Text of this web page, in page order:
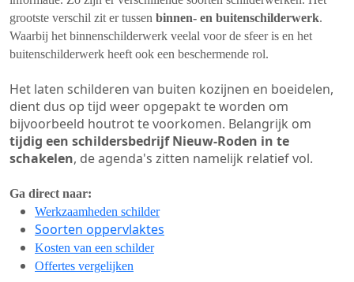
grootste verschil zit er tussen binnen- en buitenschilderwerk.
Waarbij het binnenschilderwerk veelal voor de sfeer is en het
buitenschilderwerk heeft ook een beschermende rol.
Het laten schilderen van buiten kozijnen en boeidelen,
dient dus op tijd weer opgepakt te worden om
bijvoorbeeld houtrot te voorkomen. Belangrijk om
tijdig een schildersbedrijf Nieuw-Roden in te
schakelen, de agenda's zitten namelijk relatief vol.
Ga direct naar:
Werkzaamheden schilder
Soorten oppervlaktes
Kosten van een schilder
Offertes vergelijken